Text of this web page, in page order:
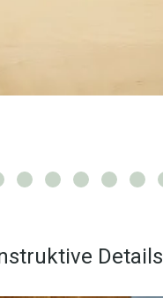
Details